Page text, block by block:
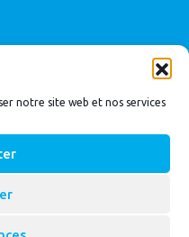
notre site web et nos services